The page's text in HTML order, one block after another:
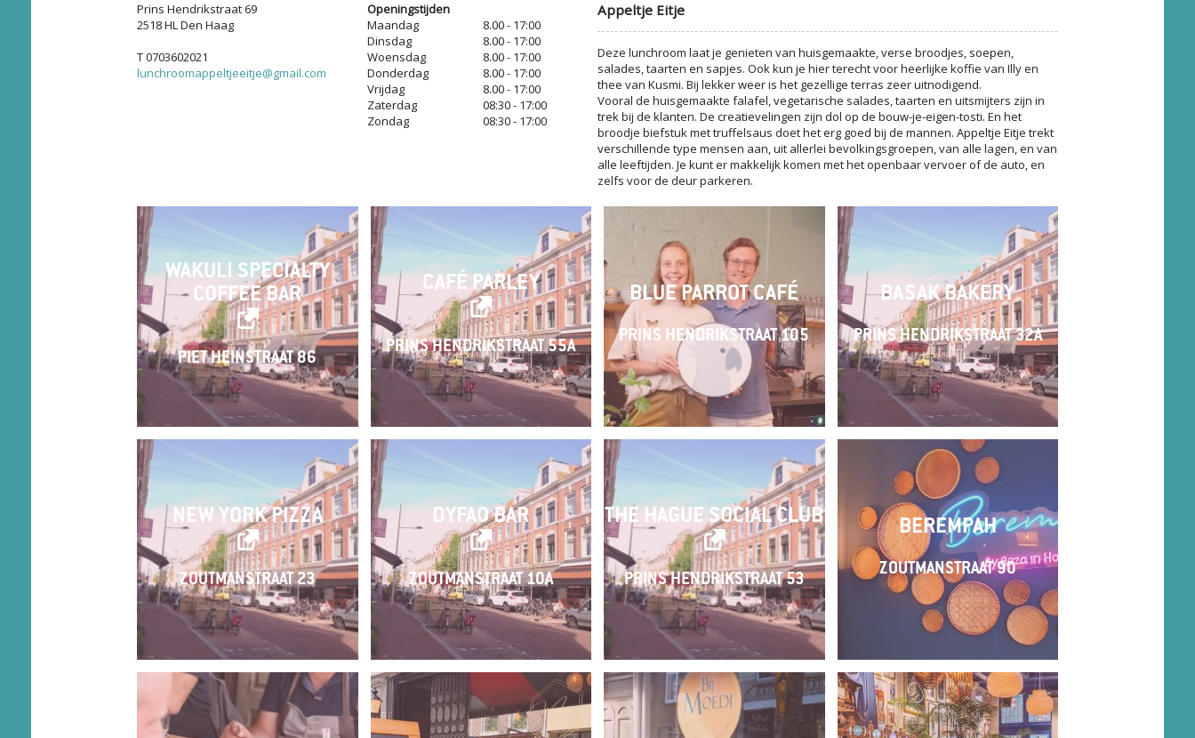
Appeltje Eitje
Deze lunchroom laat je genieten van huisgemaakte, verse broodjes, soepen,
salades, taarten en sapjes. Ook kun je hier terecht voor heerlijke koffie van Illy en
thee van Kusmi. Bij lekker weer is het gezellige terras zeer uitnodigend.
Vooral de huisgemaakte falafel, vegetarische salades, taarten en uitsmijters zijn in
trek bij de klanten. De creatievelingen zijn dol op de bouw-je-eigen-tosti. En het
broodje biefstuk met truffelsaus doet het erg goed bij de mannen. Appeltje Eitje trekt
verschillende type mensen aan, uit allerlei bevolkingsgroepen, van alle lagen, en van
alle leeftijden. Je kunt er makkelijk komen met het openbaar vervoer of de auto, en
zelfs voor de deur parkeren.
Prins Hendrikstraat 69
2518 HL Den Haag
T 0703602021
lunchroomappeltjeeitje@gmail.com
Openingstijden
Maandag
8.00 - 17:00
Dinsdag
8.00 - 17:00
Woensdag
8.00 - 17:00
Donderdag
8.00 - 17:00
Vrijdag
8.00 - 17:00
Zaterdag
08:30 - 17:00
Zondag
08:30 - 17:00
WAKULI SPECIALTY
COFFEE BAR
PIET HEINSTRAAT 86
CAFÉ PARLEY
PRINS HENDRIKSTRAAT 55A
BLUE PARROT CAFÉ
PRINS HENDRIKSTRAAT 105
BASAK BAKERY
PRINS HENDRIKSTRAAT 32A
NEW YORK PIZZA
ZOUTMANSTRAAT 23
DYFAO BAR
ZOUTMANSTRAAT 10A
THE HAGUE SOCIAL CLUB
PRINS HENDRIKSTRAAT 53
BEREMPAH
ZOUTMANSTRAAT 90